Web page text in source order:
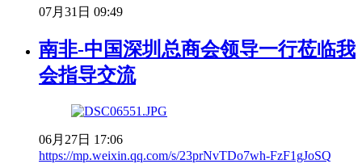
07月31日 09:49
南非-中国深圳总商会领导一行莅临我
会指导交流
06月27日 17:06
https://mp.weixin.qq.com/s/23prNvTDo7wh-FzF1gJoSQ